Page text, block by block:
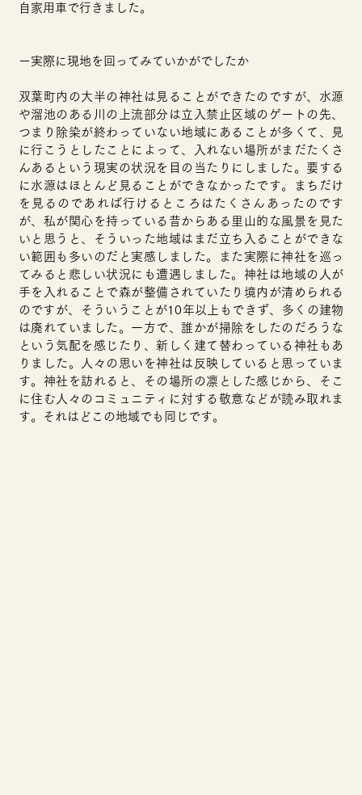
自家用車で行きました。
ー実際に現地を回ってみていかがでしたか
双葉町内の大半の神社は見ることができたのですが、水源
や溜池のある川の上流部分は立入禁止区域のゲートの先、
つまり除染が終わっていない地域にあることが多くて、見
に行こうとしたことによって、入れない場所がまだたくさ
んあるという現実の状況を目の当たりにしました。要する
に水源はほとんど見ることができなかったです。
まち だけ
を見るのであれば行けるところはたくさんあったのです
が、私が関心を持っている昔からある里山的な風景を見た
いと思うと、そういった地域はまだ立ち入ることができな
い範囲も多いのだと実感しました。また実際に神社を巡っ
てみると悲しい状況にも遭遇しました。神社は地域の人が
手を入れることで森が整備されていたり境内が清められる
のですが、そういうことが10年以上もできず、多くの建物
は廃れていました。一方で、誰かが掃除をしたのだろうな
という気配を感じたり、新しく建て替わっている神社もあ
りました。人々の思いを神社は反映していると思っていま
す。神社を訪れると、その場所の凛とした感じから、そこ
に住む人々のコミュニティに対する敬意などが読み取れま
す。それはどこの地域でも同じです。